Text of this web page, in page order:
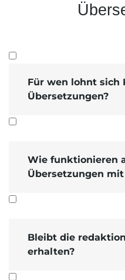
Für wen lohnt sich
Übersetzungen?
Wie funktionieren
Übersetzungen mit
Bleibt die
erhalten?